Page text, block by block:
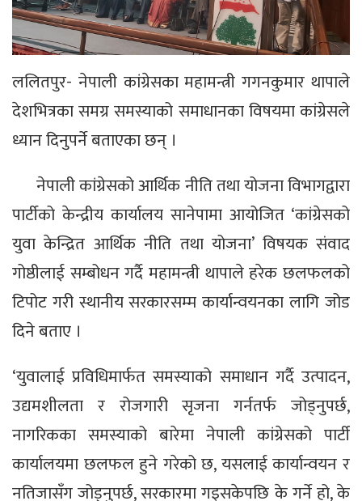
ललितपुर- नेपाली कांग्रेसका महामन्त्री गगनकुमार थापाले
देशभित्रका समग्र समस्याको समाधानका विषयमा कांग्रेसले
ध्यान दिनुपर्ने बताएका छन् ।
नेपाली कांग्रेसको आर्थिक नीति तथा योजना विभागद्वारा
पार्टीको केन्द्रीय कार्यालय सानेपामा आयोजित ‘कांग्रेसको
युवा केन्द्रित आर्थिक नीति तथा योजना’ विषयक संवाद
गोष्ठीलाई सम्बोधन गर्दै महामन्त्री थापाले हरेक छलफलको
टिपोट गरी स्थानीय सरकारसम्म कार्यान्वयनका लागि जोड
दिने बताए ।
‘युवालाई प्रविधिमार्फत समस्याको समाधान गर्दै उत्पादन,
उद्यमशीलता र रोजगारी सृजना गर्नतर्फ जोड्नुपर्छ,
नागरिकका समस्याको बारेमा नेपाली कांग्रेसको पार्टी
कार्यालयमा छलफल हुने गरेको छ, यसलाई कार्यान्वयन र
नतिजासँग जोड्नुपर्छ, सरकारमा गइसकेपछि के गर्ने हो, के